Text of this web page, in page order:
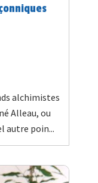
alchimistes
Alleau, ou
autre poin...